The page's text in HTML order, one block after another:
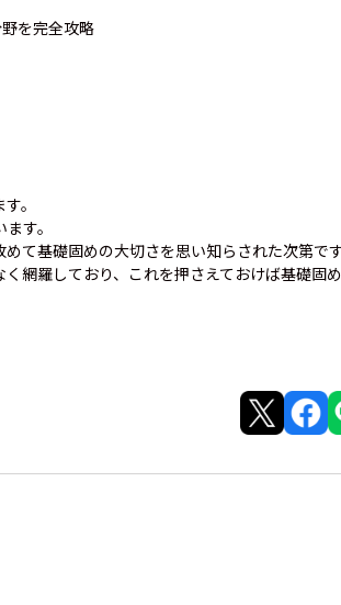
を完全攻略
。
す。
て基礎固めの大切さを思い知らされた次第です
網羅しており、これを押さえておけば基礎固